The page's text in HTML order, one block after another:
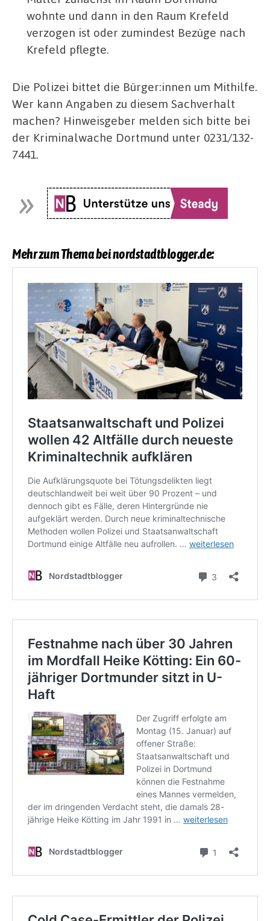
wohnte und dann in den Raum Krefeld
verzogen ist oder zumindest Bezüge nach
Krefeld pflegte.
Die Polizei bittet die Bürger:innen um Mithilfe.
Wer kann Angaben zu diesem Sachverhalt
machen? Hinweisgeber melden sich bitte bei
der Kriminalwache Dortmund unter 0231/132-
7441.
Mehr zum Thema bei nordstadtblogger.de: